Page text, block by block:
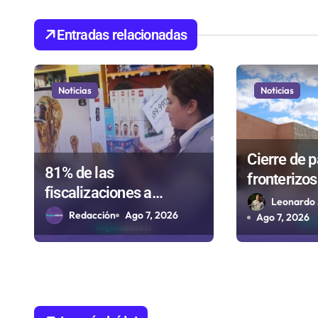
i
ó
n
d
e
t
a
Entradas relacionadas
Noticias
81% de las
fiscalizaciones a
juguetes en Antofagasta
termina en sumarios
Redacción Ago 7, 2026
Noticias
Cierre de
importar
Paso
Leonardo
Ago 7, 2026